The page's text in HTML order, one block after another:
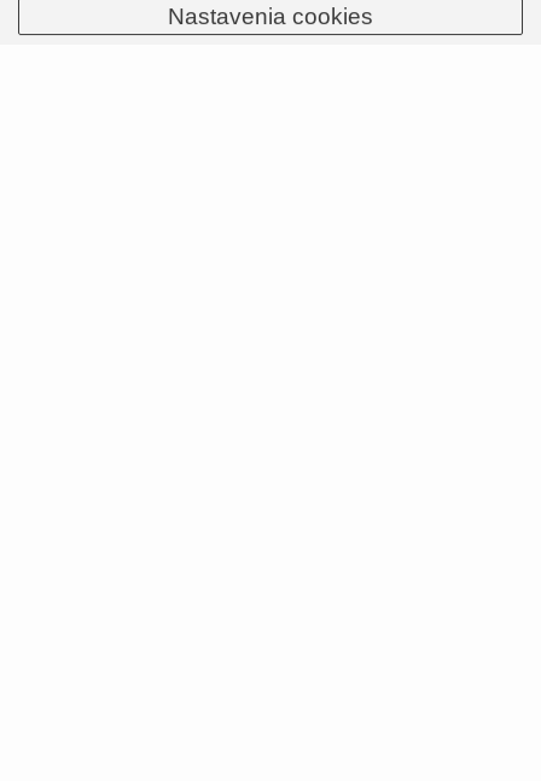
Nastavenia cookies